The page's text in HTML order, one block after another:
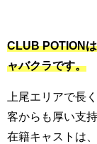
CLUB POTION
ャバクラです。
上尾エリアで長
客からも厚い支
在籍キャストは